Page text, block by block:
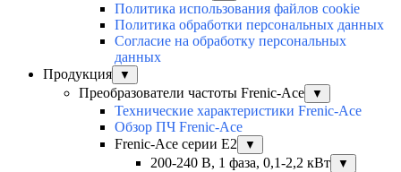
Политика использования файлов cookie
Политика обработки персональных данных
Согласие на обработку персональных
данных
Продукция
▼
Преобразователи частоты Frenic-Ace ▼
Технические характеристики Frenic-Ace
Обзор ПЧ Frenic-Ace
Frenic-Ace серии E2
▼
200-240 В, 1 фаза, 0,1-2,2 кВт ▼